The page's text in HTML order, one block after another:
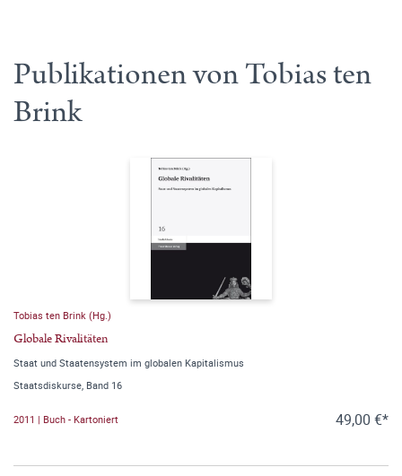
Publikationen von Tobias ten
Brink
Tobias ten Brink (Hg.)
Globale Rivalitäten
Staat und Staatensystem im globalen Kapitalismus
Staatsdiskurse, Band 16
2011 | Buch - Kartoniert 49,00 €*